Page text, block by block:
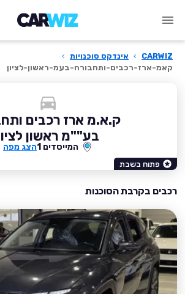
CARWIZ
› אינדקס סוכנויות ›
קאמ-ארז-רכבים-ותחבורה-בעמ-ראשון-לציון
ק.א.מ ארז רכבים
בע""מ ראשון
המייסדים 1 הצג מפה
פתוח בשבת
רכבים בקרבת הסוכנות